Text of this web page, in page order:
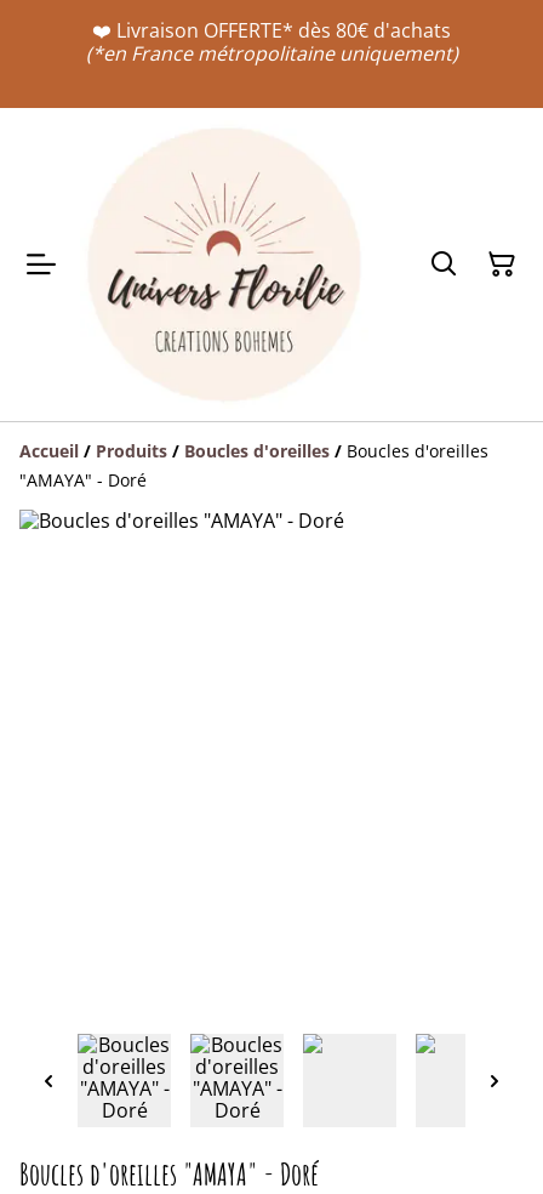
❤️ Livraison OFFERTE* dès 80€ d'achats
(*en France métropolitaine uniquement)
Accueil / Produits / Boucles d'oreilles / Boucles d'oreilles
"AMAYA" - Doré
Boucles d'oreilles "AMAYA" - Doré